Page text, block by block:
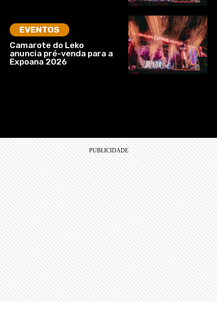
EVENTOS
Camarote do Leko
anuncia pré-venda para a
Expoana 2026